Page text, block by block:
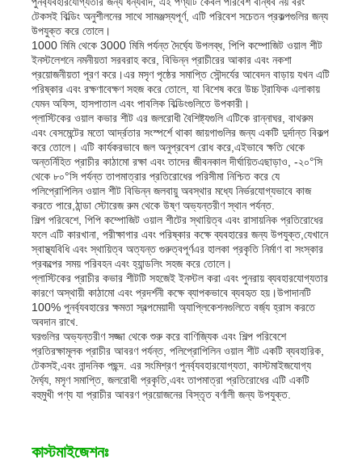
পিপি পাইপ
পলিপ্রোপিলিন পাইপ ফিটিং
টেকসই বিল্ডিং অনুশীলনের সাথে সামঞ্জস্যপূর্ণ, এটি পরিবেশ সচেতন প্রকল্পগুলির জন্য
উপযুক্ত করে তোলে।
1000 মিমি থেকে 3000 মিমি পর্যন্ত দৈর্ঘ্যে উপলব্ধ, পিপি কম্পোজিট ওয়াল শীট
ইনস্টলেশনে নমনীয়তা সরবরাহ করে, বিভিন্ন প্রাচীরের আকার এবং নকশা
প্রয়োজনীয়তা পূরণ করে।এর মসৃণ পৃষ্ঠের সমাপ্তি সৌন্দর্যের আবেদন বাড়ায় যখন এটি
পরিষ্কার এবং রক্ষণাবেক্ষণ সহজ করে তোলে, যা বিশেষ করে উচ্চ ট্রাফিক এলাকায়
যেমন অফিস, হাসপাতাল এবং পাবলিক বিল্ডিংগুলিতে উপকারী।
প্লাস্টিকের ওয়াল কভার শীট এর জলরোধী বৈশিষ্ট্যগুলি এটিকে রান্নাঘর, বাথরুম
এবং বেসমেন্টের মতো আর্দ্রতার সংস্পর্শে থাকা জায়গাগুলির জন্য একটি দুর্দান্ত বিকল্প
করে তোলে। এটি কার্যকরভাবে জল অনুপ্রবেশ রোধ করে,এইভাবে ক্ষতি থেকে
অন্তর্নিহিত প্রাচীর কাঠামো রক্ষা এবং তাদের জীবনকাল দীর্ঘায়িতএছাড়াও, -২০°সি
থেকে ৮০°সি পর্যন্ত তাপমাত্রার প্রতিরোধের পরিসীমা নিশ্চিত করে যে
পলিপ্রোপিলিন ওয়াল শীট বিভিন্ন জলবায়ু অবস্থার মধ্যে নির্ভরযোগ্যভাবে কাজ
করতে পারে,ঠান্ডা স্টোরেজ রুম থেকে উষ্ণ অভ্যন্তরীণ স্থান পর্যন্ত.
শিল্প পরিবেশে, পিপি কম্পোজিট ওয়াল শীটের স্থায়িত্ব এবং রাসায়নিক প্রতিরোধের
ফলে এটি কারখানা, পরীক্ষাগার এবং পরিষ্কার কক্ষে ব্যবহারের জন্য উপযুক্ত,যেখানে
স্বাস্থ্যবিধি এবং স্থায়িত্ব অত্যন্ত গুরুত্বপূর্ণএর হালকা প্রকৃতি নির্মাণ বা সংস্কার
প্রকল্পের সময় পরিবহন এবং হ্যান্ডলিং সহজ করে তোলে।
প্লাস্টিকের প্রাচীর কভার শীটটি সহজেই ইনস্টল করা এবং পুনরায় ব্যবহারযোগ্যতার
কারণে অস্থায়ী কাঠামো এবং প্রদর্শনী কক্ষে ব্যাপকভাবে ব্যবহৃত হয়।উপাদানটি
100% পুনর্ব্যবহারের ক্ষমতা স্বল্পমেয়াদী অ্যাপ্লিকেশনগুলিতে বর্জ্য হ্রাস করতে
অবদান রাখে.
ঘরগুলির অভ্যন্তরীণ সজ্জা থেকে শুরু করে বাণিজ্যিক এবং শিল্প পরিবেশে
প্রতিরক্ষামূলক প্রাচীর আবরণ পর্যন্ত, পলিপ্রোপিলিন ওয়াল শীট একটি ব্যবহারিক,
টেকসই,এবং নান্দনিক পছন্দ. এর সংমিশ্রণ পুনর্ব্যবহারযোগ্যতা, কাস্টমাইজযোগ্য
দৈর্ঘ্য, মসৃণ সমাপ্তি, জলরোধী প্রকৃতি,এবং তাপমাত্রা প্রতিরোধের এটি একটি
বহুমুখী পণ্য যা প্রাচীর আবরণ প্রয়োজনের বিস্তৃত বর্ণালী জন্য উপযুক্ত.
কাস্টমাইজেশনঃ